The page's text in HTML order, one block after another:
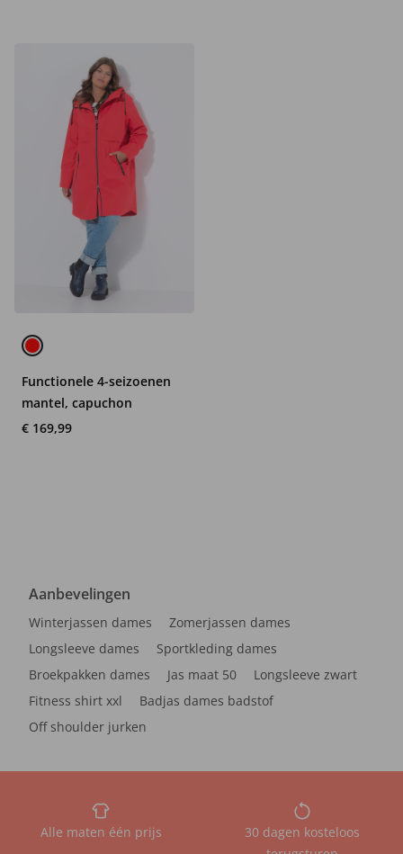
Functionele 4-seizoenen
mantel, capuchon
€ 169,99
Aanbevelingen
Winterjassen dames
Zomerjassen dames
Longsleeve dames
Sportkleding dames
Broekpakken dames
Jas maat 50
Longsleeve zwart
Fitness shirt xxl
Badjas dames badstof
Off shoulder jurken
Alle maten één prijs
30 dagen kosteloos